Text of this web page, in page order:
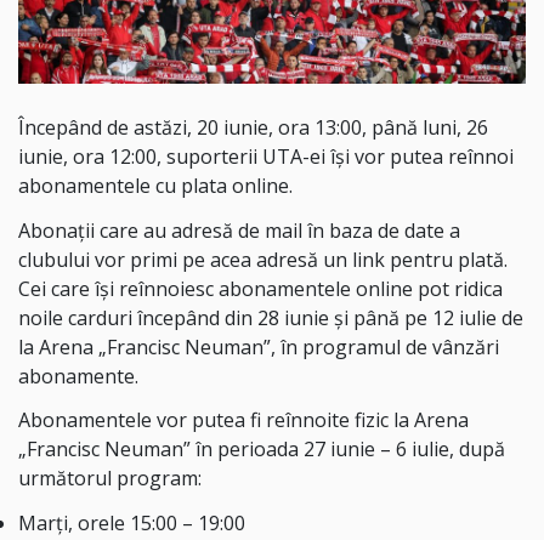
Începând de astăzi, 20 iunie, ora 13:00, până luni, 26
iunie, ora 12:00, suporterii UTA-ei își vor putea reînnoi
abonamentele cu plata online.
Abonații care au adresă de mail în baza de date a
clubului vor primi pe acea adresă un link pentru plată.
Cei care își reînnoiesc abonamentele online pot ridica
noile carduri începând din 28 iunie și până pe 12 iulie de
la Arena „Francisc Neuman”, în programul de vânzări
abonamente.
Abonamentele vor putea fi reînnoite fizic la Arena
„Francisc Neuman” în perioada 27 iunie – 6 iulie, după
următorul program:
Marți, orele 15:00 – 19:00